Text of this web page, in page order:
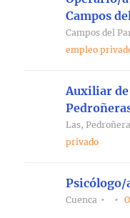
Campos
Campos del
empleo
Auxiliar de
Las,
privado
Psicólogo/
Cuenca